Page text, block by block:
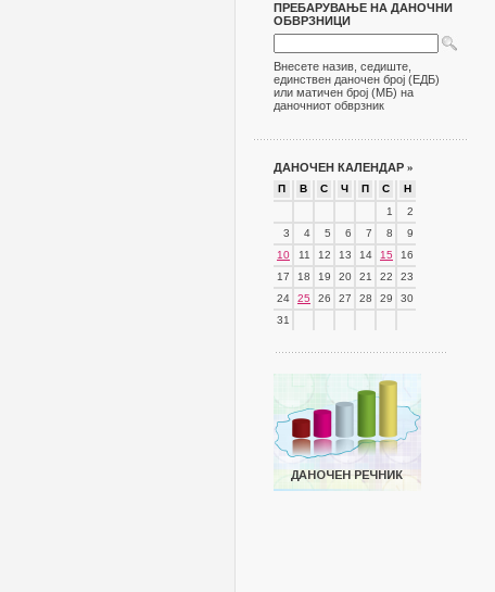
ПРЕБАРУВАЊЕ НА ДАНОЧНИ
ОБВРЗНИЦИ
Внесете назив, седиште,
единствен даночен број (ЕДБ)
или матичен број (МБ) на
даночниот обврзник
ДАНОЧЕН КАЛЕНДАР »
П В С Ч П С
Н
1
2
3
4 5 6 7 8
9
10
11 12 13 14 15
16
17
18 19 20 21 22
23
24
25 26 27 28 29
30
31